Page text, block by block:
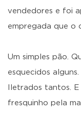
vendedores e foi
empregada que o
Um simples pão.
esquecidos
Iletrados tantos.
fresquinho pela